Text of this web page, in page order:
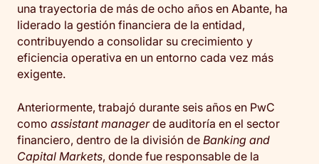
una trayectoria de más de ocho años en Abante, ha
liderado la gestión financiera de la entidad,
contribuyendo a consolidar su crecimiento y
eficiencia operativa en un entorno cada vez más
exigente.
Anteriormente, trabajó durante seis años en PwC
como assistant managerde auditoría en el sector
financiero, dentro de la división de Banking and
Capital Markets, donde fue responsable de la